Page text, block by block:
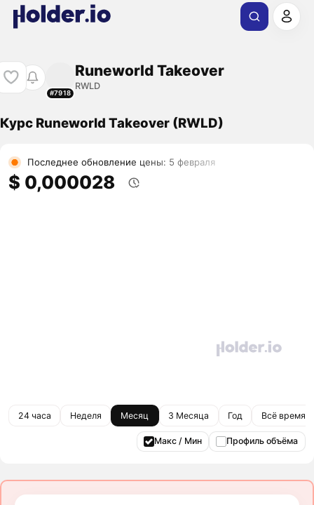
#7918
Runeworld Takeover
RWLD
Курс Runeworld Takeover (RWLD)
Последнее обновление цены: 5 февраля
$ 0,000028
24 часа Неделя Месяц 3 Месяца Год Всё время
Макс / Мин Профиль объёма